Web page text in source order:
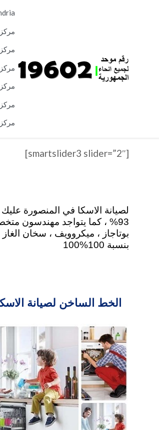
Skip
مركز
مركز
مركز
مركز
مركز
مركز
[smartslider3 slider=”2″]
93% ، كما يتواجد مهندسون
بنسبة 100%100
الخط الساخن لصيانة الاسكا